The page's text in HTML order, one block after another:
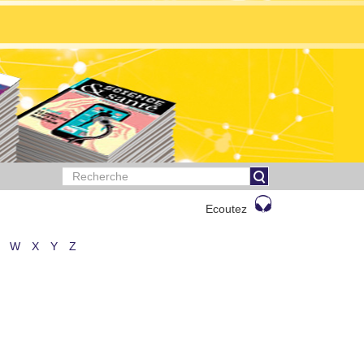
Ecoutez
W X Y Z